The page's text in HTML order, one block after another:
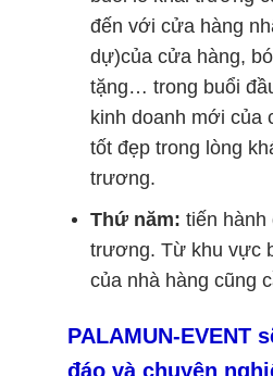
đến với cửa hàng
dự)của cửa hàng,
tặng… trong buổi
kinh doanh mới của
tốt đẹp trong lòng
trương.
Thứ năm: tiến
trương. Từ khu vực
của nhà hàng cũng
PALAMUN-
đáo và chuyên